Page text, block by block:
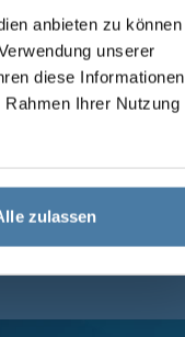
anbieten zu können
unserer
diese Informationen
Ihrer Nutzung
zulassen